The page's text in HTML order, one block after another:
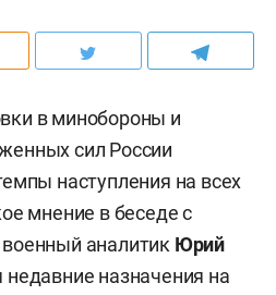
в минобороны и
сил России
наступления на всех
мнение в беседе с
аналитик Юрий
назначения на